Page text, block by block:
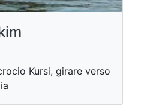
Kursi, girare verso